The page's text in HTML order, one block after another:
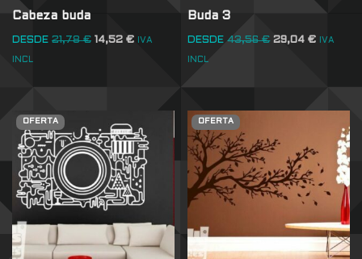
Cabeza buda
DESDE 21,78€ 14,52 € IVA
INCL
Buda 3
DESDE 43,56€ 29,04€ IVA
INCL
OFERTA OFERTA